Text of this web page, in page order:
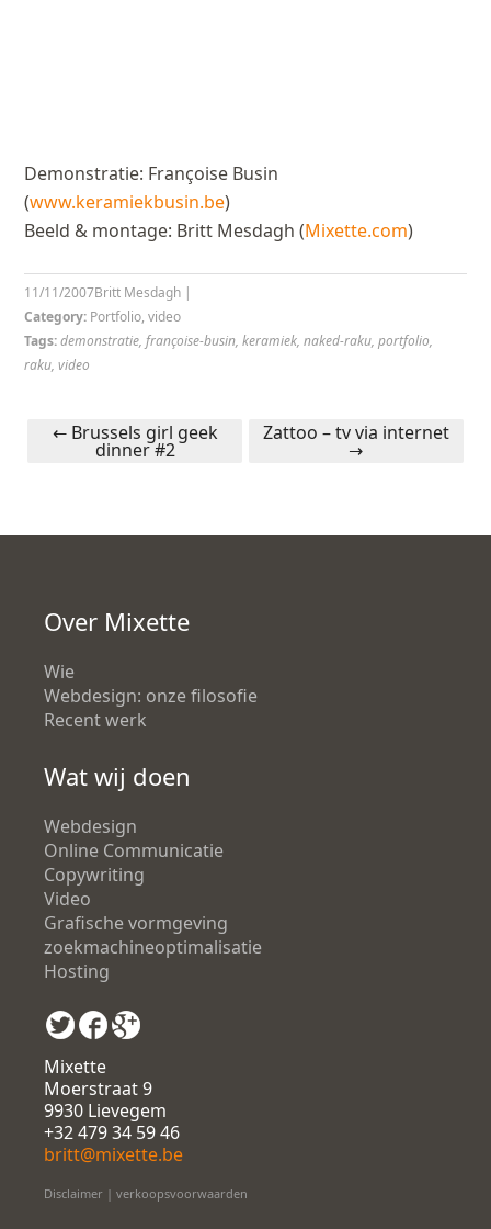
Demonstratie: Françoise Busin
(www.keramiekbusin.be)
Beeld & montage: Britt Mesdagh (Mixette.com)
Britt Mesdagh |
11/11/2007
Category: Portfolio,video
Tags:demonstratie,françoise-busin,keramiek,naked-raku,portfolio,
raku,video
Post navigation
←Brussels girl geek
dinner #2
Zattoo – tv via internet
→
Over Mixette
Wie
Webdesign: onze filosofie
Recent werk
Wat wij doen
Webdesign
Online Communicatie
Copywriting
Video
Grafische vormgeving
zoekmachineoptimalisatie
Hosting
Mixette
Moerstraat 9
9930 Lievegem
+32 479 34 59 46
britt@mixette.be
Disclaimer | verkoopsvoorwaarden